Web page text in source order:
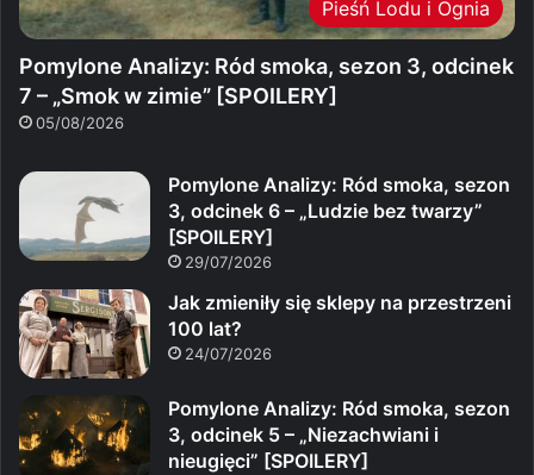
Pieśń Lodu i Ognia
Pomylone Analizy: Ród smoka, sezon 3, odcinek
7 – „Smok w zimie” [SPOILERY]
05/08/2026
Pomylone Analizy: Ród smoka, sezon
3, odcinek 6 – „Ludzie bez twarzy”
[SPOILERY]
29/07/2026
Jak zmieniły się sklepy na przestrzeni
100 lat?
24/07/2026
Pomylone Analizy: Ród smoka, sezon
3, odcinek 5 – „Niezachwiani i
nieugięci” [SPOILERY]